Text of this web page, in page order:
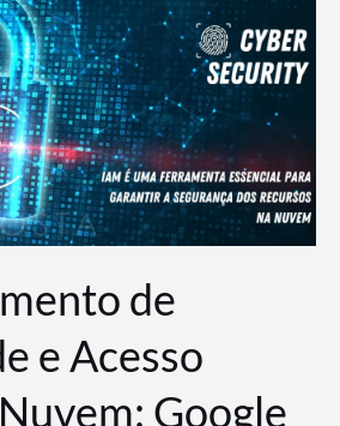
de
e Acesso
Google